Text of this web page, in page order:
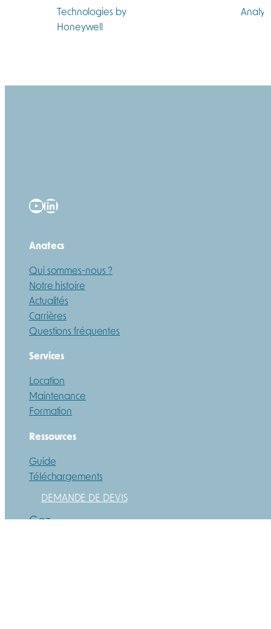
YouTube
LinkedIn
Anatecs
Qui sommes-nous ?
Notre histoire
Actualités
Carrières
Questions fréquentes
Services
Location
Maintenance
Formation
Ressources
Guide
Téléchargements
DEMANDE DE DEVIS
Gaz